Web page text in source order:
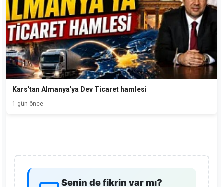
Kars'tan Almanya'ya Dev Ticaret hamlesi
1 gün önce
Senin de fikrin var mı?